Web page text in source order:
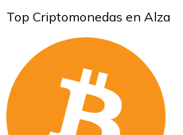
Top Criptomonedas en Alza